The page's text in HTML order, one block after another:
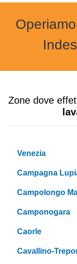
Zone dove
Venezia
Campagna
Campolongo
Camponogara
Caorle
Cavallino-